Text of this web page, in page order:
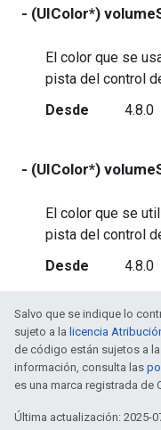
- (UIColor*)
El color que se
pista del control
Desde
4.8.0
- (UIColor*)
El color que se
pista del control
Desde
4.8.0
Salvo que se indique lo
sujeto a la licencia
de código están sujetos a la
información, consulta las
es una marca registrada de
Última actualización: 2025-